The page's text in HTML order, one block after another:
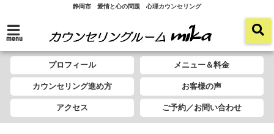
静岡市 愛情と心の問題 心理カウンセリング
menu
プロフィール メニュー＆料金
カウンセリング進め方 お客様の声
アクセス ご予約／お問い合わせ